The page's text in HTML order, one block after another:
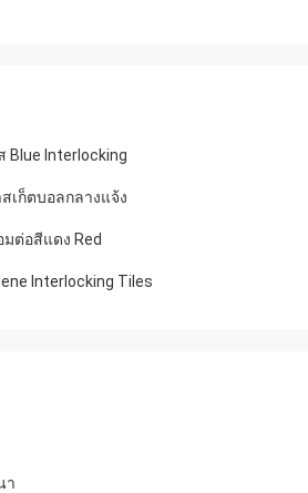
Blue Interlocking
เก็ตบอลกลางแจ้ง
ต่อสีแดง Red
Interlocking Tiles
า